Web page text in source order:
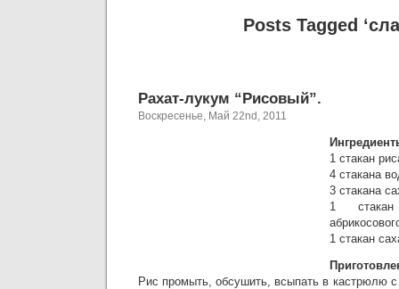
Posts Tagged
Рахат-лукум “Рисовый”.
Воскресенье, Май 22nd, 2011
1 стакан
4 стакана
3 стакана
1 стакан
1 стакан
Рис промыть, обсушить, всыпать в кастрюлю